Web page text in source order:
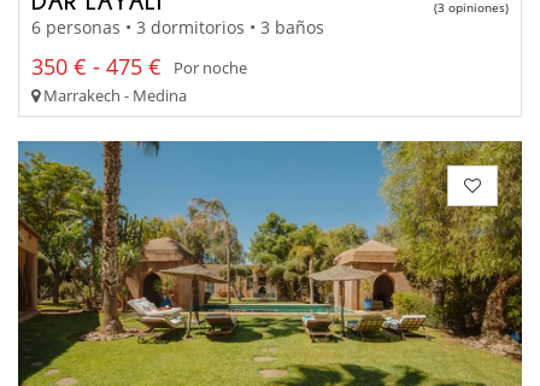
(3 opiniones)
6 personas • 3 dormitorios • 3 baños
350 € - 475 €
Por noche
Marrakech - Medina